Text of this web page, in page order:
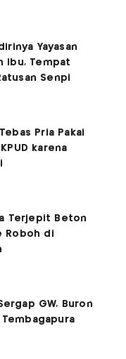
Yayasan
Ibu, Tempat
Senpi
Pria Pakai
karena
Terjepit Beton
Roboh di
GW, Buron